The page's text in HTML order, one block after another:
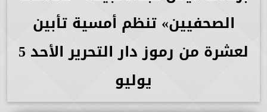
الصحفيين» تنظم أمسية تأبين
لعشرة من رموز دار التحرير الأحد 5
يوليو